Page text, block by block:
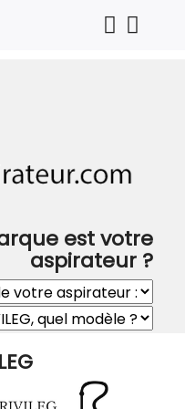
est votre
aspirateur ?